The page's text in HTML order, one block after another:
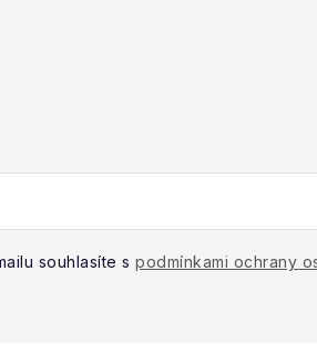
souhlasíte s podmínkami ochrany